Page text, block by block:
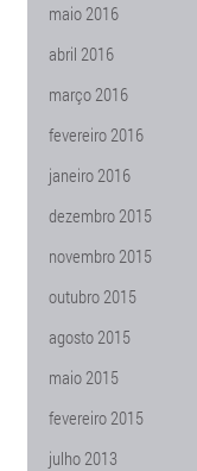
maio 2016
abril 2016
março 2016
fevereiro 2016
janeiro 2016
dezembro 2015
novembro 2015
outubro 2015
agosto 2015
maio 2015
fevereiro 2015
julho 2013